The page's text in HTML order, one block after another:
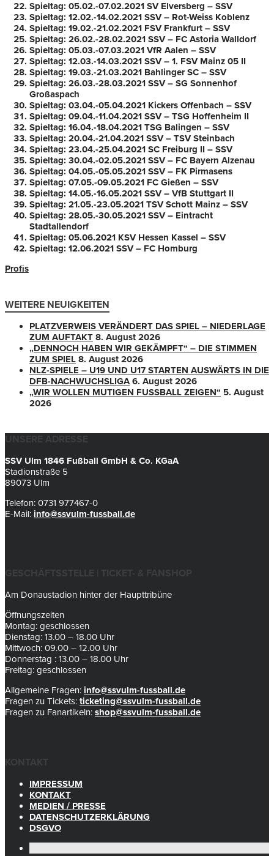
Spieltag: 05.02.-07.02.2021 SV Elversberg – SSV
Spieltag: 12.02.-14.02.2021 SSV – Rot-Weiss Koblenz
Spieltag: 19.02.-21.02.2021 FSV Frankfurt – SSV
Spieltag: 26.02.-28.02.2021 SSV – FC Astoria Walldorf
Spieltag: 05.03.-07.03.2021 VfR Aalen – SSV
Spieltag: 12.03.-14.03.2021 SSV – 1. FSV Mainz 05 II
Spieltag: 19.03.-21.03.2021 Bahlinger SC – SSV
Spieltag: 26.03.-28.03.2021 SSV – SG Sonnenhof
Großaspach
Spieltag: 03.04.-05.04.2021 Kickers Offenbach – SSV
Spieltag: 09.04.-11.04.2021 SSV – TSG Hoffenheim II
Spieltag: 16.04.-18.04.2021 TSG Balingen – SSV
Spieltag: 20.04.-21.04.2021 SSV – TSV Steinbach
Spieltag: 23.04.-25.04.2021 SC Freiburg II – SSV
Spieltag: 30.04.-02.05.2021 SSV – FC Bayern Alzenau
Spieltag: 04.05.-05.05.2021 SSV – FK Pirmasens
Spieltag: 07.05.-09.05.2021 FC Gießen – SSV
Spieltag: 14.05.-16.05.2021 SSV – VfB Stuttgart II
Spieltag: 21.05.-23.05.2021 TSV Schott Mainz – SSV
Spieltag: 28.05.-30.05.2021 SSV – Eintracht
Stadtallendorf
Spieltag: 05.06.2021 KSV Hessen Kassel – SSV
Spieltag: 12.06.2021 SSV – FC Homburg
Profis
WEITERE NEUIGKEITEN
PLATZVERWEIS VERÄNDERT DAS SPIEL – NIEDERLAGE
ZUM AUFTAKT 8. August 2026
„DENNOCH HABEN WIR GEKÄMPFT“ – DIE STIMMEN
ZUM SPIEL 8. August 2026
NLZ-SPIELE – U19 UND U17 STARTEN AUSWÄRTS IN DIE
DFB-NACHWUCHSLIGA 6. August 2026
„WIR WOLLEN MUTIGEN FUSSBALL ZEIGEN“
5. August
2026
UNSERE ADRESSE
SSV Ulm 1846 Fußball GmbH & Co. KGaA
Stadionstraße 5
89073 Ulm
Telefon: 0731 977467-0
E-Mail: info@ssvulm-fussball.de
GESCHÄFTSSTELLE | TICKET- & FANSHOP
Am Donaustadion hinter der Haupttribüne
Öffnungszeiten
Montag: geschlossen
Dienstag: 13.00 – 18.00 Uhr
Mittwoch: 09.00 – 12.00 Uhr
Donnerstag : 13.00 – 18.00 Uhr
Freitag: geschlossen
Allgemeine Fragen: info@ssvulm-fussball.de
Fragen zu Tickets: ticketing@ssvulm-fussball.de
Fragen zu Fanartikeln: shop@ssvulm-fussball.de
KONTAKT
IMPRESSUM
KONTAKT
MEDIEN / PRESSE
DATENSCHUTZERKLÄRUNG
DSGVO